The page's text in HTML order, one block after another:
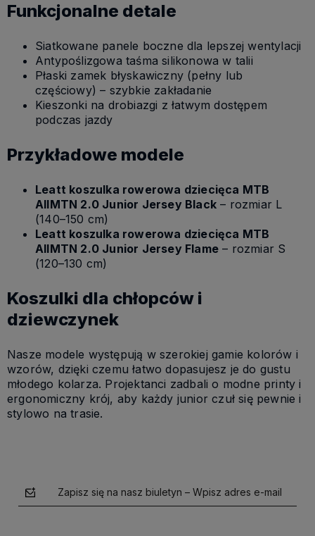
Funkcjonalne detale
Siatkowane panele boczne dla lepszej wentylacji
Antypoślizgowa taśma silikonowa w talii
Płaski zamek błyskawiczny (pełny lub
częściowy) – szybkie zakładanie
Kieszonki na drobiazgi z łatwym dostępem
podczas jazdy
Przykładowe modele
Leatt koszulka rowerowa dziecięca MTB
AllMTN 2.0 Junior Jersey Black – rozmiar L
(140–150 cm)
Leatt koszulka rowerowa dziecięca MTB
AllMTN 2.0 Junior Jersey Flame – rozmiar S
(120–130 cm)
Koszulki dla chłopców i
dziewczynek
Nasze modele występują w szerokiej gamie kolorów i
wzorów, dzięki czemu łatwo dopasujesz je do gustu
młodego kolarza. Projektanci zadbali o modne printy i
ergonomiczny krój, aby każdy junior czuł się pewnie i
stylowo na trasie.
Zapisz się na nasz biuletyn – Wpisz adres e-mail